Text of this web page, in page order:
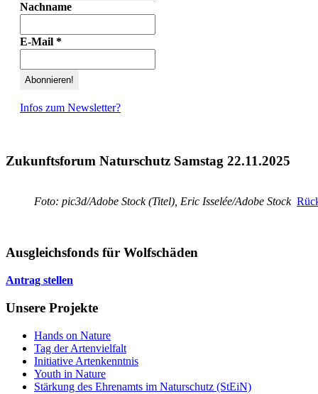
Nachname
E-Mail *
Infos zum Newsletter?
Zukunftsforum Naturschutz Samstag 22.11.2025
Foto: pic3d/Adobe Stock (Titel), Eric Isselée/Adobe Stock
Ausgleichsfonds für Wolfschäden
Antrag stellen
Unsere Projekte
Hands on Nature
Tag der Artenvielfalt
Initiative Artenkenntnis
Youth in Nature
Stärkung des Ehrenamts im Naturschutz (StEiN)